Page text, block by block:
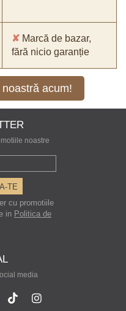
✘ Marcă de bazar,
fără nicio garanție
acum!
noastre
cu promotiile
in Politica de
media